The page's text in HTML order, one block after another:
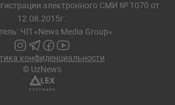
электронного СМИ № 1070 от
12.08.2015г.
ЧП «News Media Group»
конфиденциальности
© UzNews